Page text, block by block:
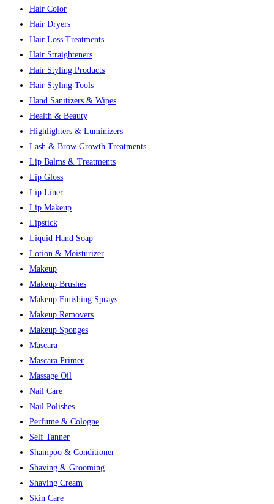
Hair Color
Hair Dryers
Hair Loss Treatments
Hair Straighteners
Hair Styling Products
Hair Styling Tools
Hand Sanitizers & Wipes
Health & Beauty
Highlighters & Luminizers
Lash & Brow Growth Treatments
Lip Balms & Treatments
Lip Gloss
Lip Liner
Lip Makeup
Lipstick
Liquid Hand Soap
Lotion & Moisturizer
Makeup
Makeup Brushes
Makeup Finishing Sprays
Makeup Removers
Makeup Sponges
Mascara
Mascara Primer
Massage Oil
Nail Care
Nail Polishes
Perfume & Cologne
Self Tanner
Shampoo & Conditioner
Shaving & Grooming
Shaving Cream
Skin Care